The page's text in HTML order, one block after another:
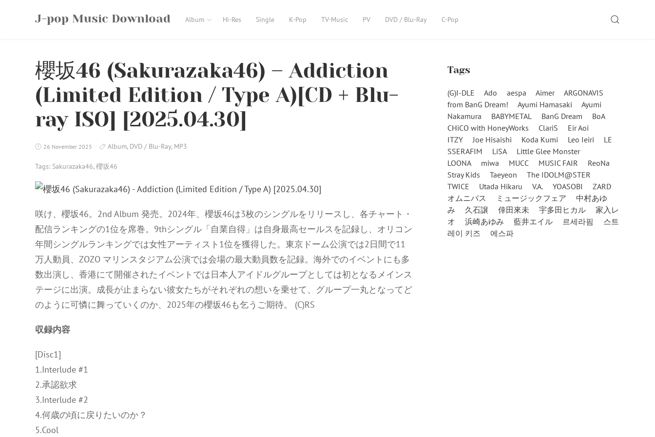
J-pop Music Download Album Hi-Res Single K-Pop TV-Music PV DVD / Blu-Ray C-Pop SEARCH
櫻坂46 (Sakurazaka46) – Addiction
(Limited Edition / Type A)[CD + Blu-
ray ISO] [2025.04.30]
26 November 2025 Album, DVD / Blu-Ray, MP3
Tags: Sakurazaka46,櫻坂46
咲け、櫻坂46。2nd Album 発売。2024年、櫻坂46は3枚のシングルをリリースし、各チャート・
配信ランキングの1位を席巻。9thシングル「自業自得」は自身最高セールスを記録し、オリコン
年間シングルランキングでは女性アーティスト1位を獲得した。東京ドーム公演では2日間で11
万人動員、ZOZO マリンスタジアム公演では会場の最大動員数を記録。海外でのイベントにも多
数出演し、香港にて開催されたイベントでは日本人アイドルグループとしては初となるメインス
テージに出演。成長が止まらない彼女たちがそれぞれの想いを乗せて、グループ一丸となってど
のように可憐に舞っていくのか、2025年の櫻坂46も乞うご期待。 (C)RS
収録内容
[Disc1]
1.Interlude #1
2.承認欲求
3.Interlude #2
4.何歳の頃に戻りたいのか？
5.Cool
Tags
(G)I-DLE Ado aespa Aimer
ARGONAVIS
from BanG Dream!
Ayumi Hamasaki
Ayumi
Nakamura
BABYMETAL BanG Dream
BoA
CHiCO with HoneyWorks
ClariS
Eir Aoi
ITZY
Joe Hisaishi Koda Kumi Leo Ieiri
LE
SSERAFIM
LiSA
Little Glee Monster
LOONA
miwa MUCC MUSIC FAIR
ReoNa
Stray Kids
Taeyeon
The IDOLM@STER
TWICE
Utada Hikaru V.A. YOASOBI
ZARD
オムニバス
ミュージックフェア
中村あゆ
み
久石譲 倖田來未 宇多田ヒカル
家入レ
オ
浜崎あゆみ 藍井エイル 르세라핌
스트
레이 키즈
에스파